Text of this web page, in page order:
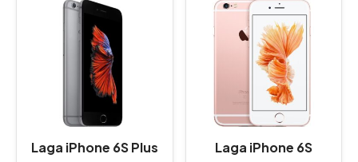
Laga iPhone 6S Plus Laga iPhone 6S